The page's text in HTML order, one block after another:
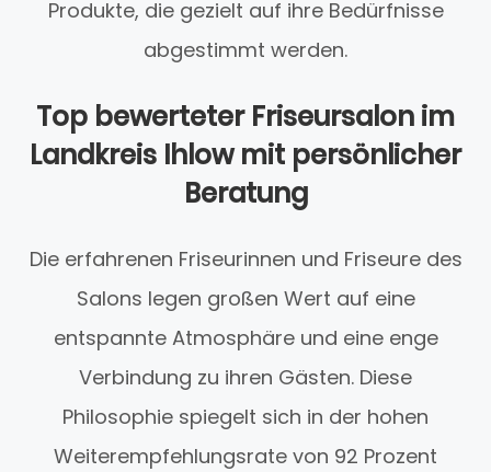
Produkte, die gezielt auf ihre Bedürfnisse
abgestimmt werden.
Top bewerteter Friseursalon im
Landkreis Ihlow mit persönlicher
Beratung
Die erfahrenen Friseurinnen und Friseure des
Salons legen großen Wert auf eine
entspannte Atmosphäre und eine enge
Verbindung zu ihren Gästen. Diese
Philosophie spiegelt sich in der hohen
Weiterempfehlungsrate von 92 Prozent